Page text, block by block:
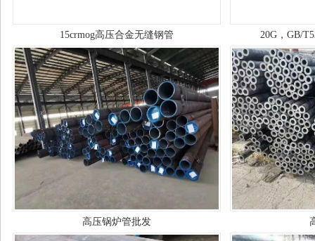
15crmog高压合金无缝钢管 20G，GB/
高压锅炉管批发